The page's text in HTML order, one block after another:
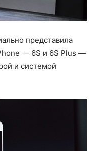
представила
— 6S и 6S Plus —
и системой